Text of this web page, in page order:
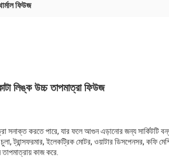
ফিউজ
লিঙ্ক উচ্চ তাপমাত্রা ফিউজ
সনাক্ত করতে পারে, যার ফলে আগুন এড়ানোর জন্য সার্কিটটি
ট্রান্সফরমার, ইলেকট্রিক মোটর, ওয়াটার ডিসপেনসর, কফি
কাজ করে.